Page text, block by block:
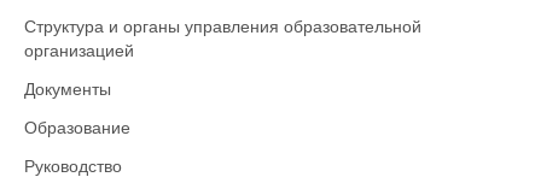
Структура и органы управления образовательной
организацией
Документы
Образование
Руководство